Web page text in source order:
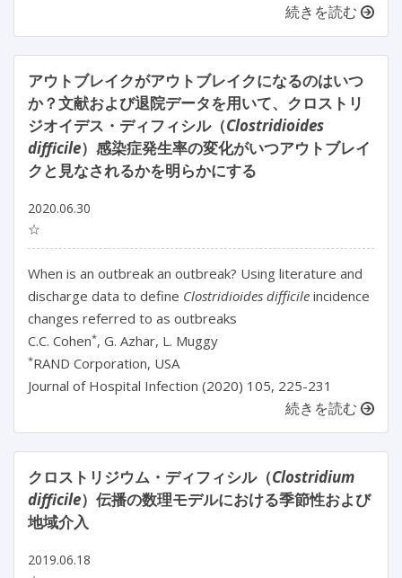
続きを読む
アウトブレイクがアウトブレイクになるのはいつ
か？文献および退院データを用いて、クロストリ
ジオイデス・ディフィシル（Clostridioides
difficile）感染症発生率の変化がいつアウトブレイ
クと見なされるかを明らかにする
2020.06.30
☆
When is an outbreak an outbreak? Using literature and
discharge data to define Clostridioides difficile incidence
changes referred to as outbreaks
C.C. Cohen*, G. Azhar, L. Muggy
*RAND Corporation, USA
Journal of Hospital Infection (2020) 105, 225-231
続きを読む
クロストリジウム・ディフィシル（Clostridium
difficile）伝播の数理モデルにおける季節性および
地域介入
2019.06.18